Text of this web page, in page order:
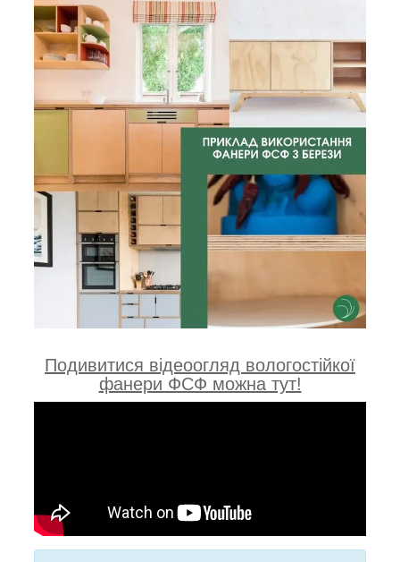
Подивитися відеоогляд вологостійкої
фанери ФСФ можна тут!